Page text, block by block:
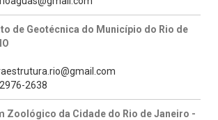
de Geotécnica do Município do Rio de
2638
Zoológico da Cidade do Rio de Janeiro -